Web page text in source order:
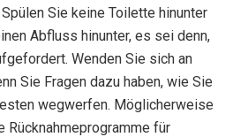
Sie keine Toilette hinunter
Abfluss hinunter, es sei denn,
Wenden Sie sich an
Sie Fragen dazu haben, wie Sie
wegwerfen. Möglicherweise
Rücknahmeprogramme für